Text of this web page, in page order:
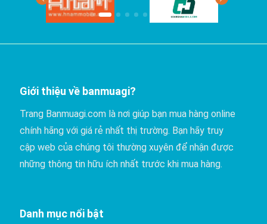
rẻ
nhất?
Giới thiệu về banmuagi?
Trang Banmuagi.com là nơi giúp bạn mua hàng online
chính hãng với giá rẻ nhất thị trường. Bạn hãy truy
cập web của chúng tôi thường xuyên để nhận được
những thông tin hữu ích nhất trước khi mua hàng.
Danh mục nổi bật